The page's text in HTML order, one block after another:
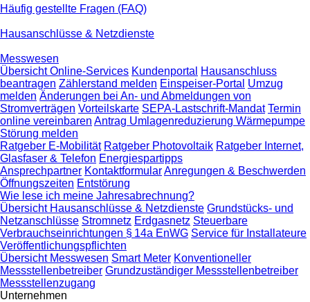
Häufig gestellte Fragen (FAQ)
Hausanschlüsse & Netzdienste
Messwesen
Übersicht Online-Services Kundenportal
Hausanschluss
beantragen Zählerstand melden Einspeiser-Portal Umzug
melden Änderungen bei An- und Abmeldungen von
Stromverträgen Vorteilskarte SEPA-Lastschrift-Mandat Termin
online vereinbaren Antrag Umlagenreduzierung Wärmepumpe
Störung melden
Ratgeber E-Mobilität Ratgeber Photovoltaik Ratgeber Internet,
Glasfaser & Telefon Energiespartipps
Ansprechpartner KontaktformularAnregungen & Beschwerden
Öffnungszeiten Entstörung
Wie lese ich meine Jahresabrechnung?
Übersicht Hausanschlüsse & Netzdienste Grundstücks- und
Netzanschlüsse Stromnetz Erdgasnetz Steuerbare
Verbrauchseinrichtungen § 14a EnWG Service für Installateure
Veröffentlichungspflichten
Übersicht Messwesen Smart Meter Konventioneller
Messstellenbetreiber Grundzuständiger Messstellenbetreiber
Messstellenzugang
Unternehmen